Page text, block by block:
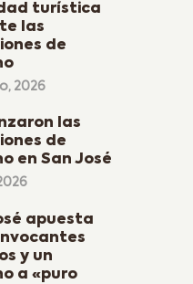
turística
las
de
2026
las
de
en San José
apuesta
y un
a «puro